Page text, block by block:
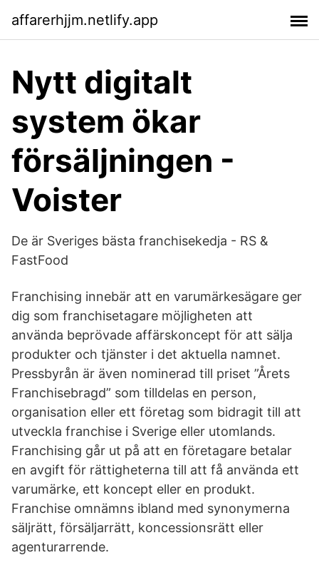
affarerhjjm.netlify.app
Nytt digitalt
system ökar
försäljningen -
Voister
De är Sveriges bästa franchisekedja - RS &
FastFood
Franchising innebär att en varumärkesägare ger
dig som franchisetagare möjligheten att
använda beprövade affärskoncept för att sälja
produkter och tjänster i det aktuella namnet.
Pressbyrån är även nominerad till priset ”Årets
Franchisebragd” som tilldelas en person,
organisation eller ett företag som bidragit till att
utveckla franchise i Sverige eller utomlands.
Franchising går ut på att en företagare betalar
en avgift för rättigheterna till att få använda ett
varumärke, ett koncept eller en produkt.
Franchise omnämns ibland med synonymerna
säljrätt, försäljarrätt, koncessionsrätt eller
agenturarrende.